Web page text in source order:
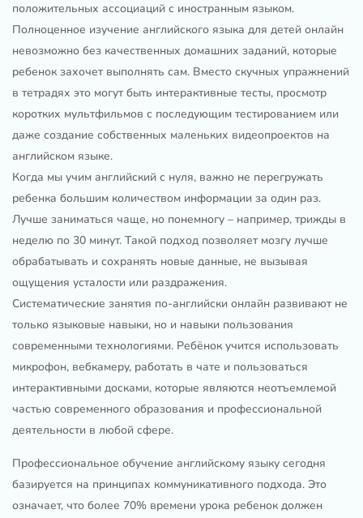
положительных ассоциаций с иностранным языком.
Полноценное изучение английского языка для детей онлайн
невозможно без качественных домашних заданий, которые
ребенок захочет выполнять сам. Вместо скучных упражнений
в тетрадях это могут быть интерактивные тесты, просмотр
коротких мультфильмов с последующим тестированием или
даже создание собственных маленьких видеопроектов на
английском языке.
Когда мы учим английский с нуля, важно не перегружать
ребенка большим количеством информации за один раз.
Лучше заниматься чаще, но понемногу – например, трижды в
неделю по 30 минут. Такой подход позволяет мозгу лучше
обрабатывать и сохранять новые данные, не вызывая
ощущения усталости или раздражения.
Систематические занятия по-английски онлайн развивают не
только языковые навыки, но и навыки пользования
современными технологиями. Ребёнок учится использовать
микрофон, вебкамеру, работать в чате и пользоваться
интерактивными досками, которые являются неотъемлемой
частью современного образования и профессиональной
деятельности в любой сфере.
Профессиональное обучение английскому языку сегодня
базируется на принципах коммуникативного подхода. Это
означает, что более 70% времени урока ребенок должен